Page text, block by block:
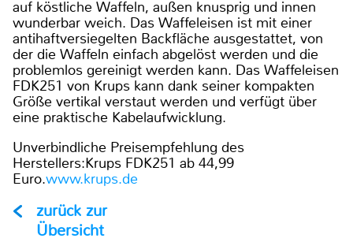
auf köstliche Waffeln, außen knusprig und innen
wunderbar weich. Das Waffeleisen ist mit einer
antihaftversiegelten Backfläche ausgestattet, von
der die Waffeln einfach abgelöst werden und die
problemlos gereinigt werden kann. Das Waffeleisen
FDK251 von Krups kann dank seiner kompakten
Größe vertikal verstaut werden und verfügt über
eine praktische Kabelaufwicklung.
Unverbindliche Preisempfehlung des
Herstellers:Krups FDK251 ab 44,99
Euro.www.krups.de
zurück zur
Übersicht